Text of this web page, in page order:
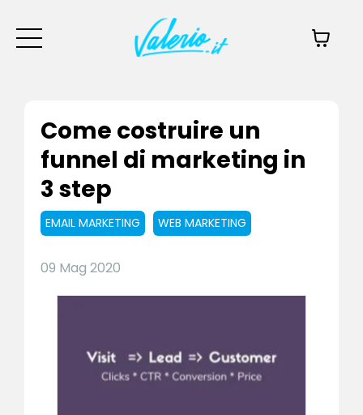
Come costruire un
funnel di marketing in
3 step
EMAIL MARKETING WEB MARKETING
09 Mag 2020